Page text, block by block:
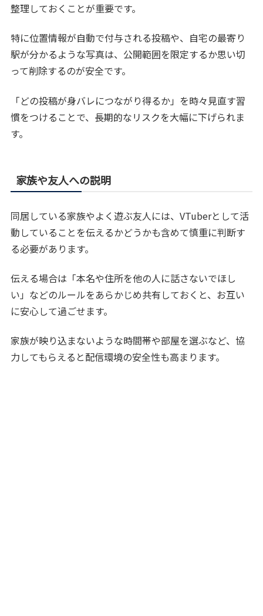
整理しておくことが重要です。
特に位置情報が自動で付与される投稿や、自宅の最寄り
駅が分かるような写真は、公開範囲を限定するか思い切
って削除するのが安全です。
「どの投稿が身バレにつながり得るか」を時々見直す習
慣をつけることで、長期的なリスクを大幅に下げられま
す。
家族や友人への説明
同居している家族やよく遊ぶ友人には、VTuberとして活
動していることを伝えるかどうかも含めて慎重に判断す
る必要があります。
伝える場合は「本名や住所を他の人に話さないでほし
い」などのルールをあらかじめ共有しておくと、お互い
に安心して過ごせます。
家族が映り込まないような時間帯や部屋を選ぶなど、協
力してもらえると配信環境の安全性も高まります。